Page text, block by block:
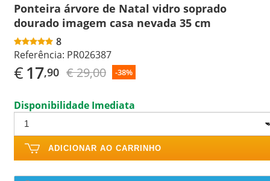
Ponteira árvore de Natal vidro soprado
dourado imagem casa nevada 35 cm
8
Referência: PR026387
€17,90 € 29,00 -38%
Disponibilidade Imediata
ADICIONAR AO CARRINHO